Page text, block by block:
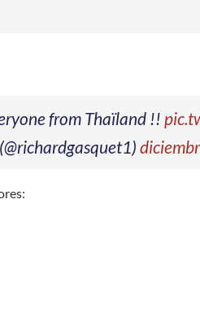
from Thaïland !!